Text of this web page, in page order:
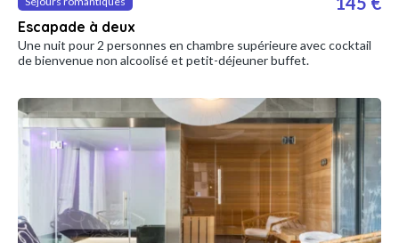
Escapade à deux
Une nuit pour 2 personnes en chambre supérieure avec cocktail
de bienvenue non alcoolisé et petit-déjeuner buffet.